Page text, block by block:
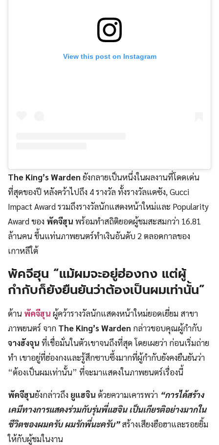
View this post on Instagram
The King’s Warden ยังกลายเป็นหนึ่งในผลงานที่โดดเด่น
ที่สุดของปี หลังคว้าไปถึง 4 รางวัล ทั้งรางวัลแดซัง, Gucci
Impact Award รวมถึงรางวัลนักแสดงหน้าใหม่และ Popularity
Award ของ พัคจีฮุน พร้อมทำสถิติยอดผู้ชมสะสมกว่า 16.81
ล้านคน ขึ้นแท่นภาพยนตร์ทำเงินอันดับ 2 ตลอดกาลของ
เกาหลีใต้
พัคจีฮุน “แม้ผมจะอยู่ฮ่องกง แต่ผู้
กำกับก็ยังยืนยันว่าต้องเป็นผมเท่านั้น”
ด้าน พัคจีฮุน ผู้คว้ารางวัลนักแสดงหน้าใหม่ยอดเยี่ยม สาขา
ภาพยนตร์ จาก The King’s Warden กล่าวขอบคุณผู้กำกับ
จางฮังจุน ที่เชื่อมั่นในตัวเขาจนถึงที่สุด โดยเผยว่า ก่อนเริ่มถ่าย
ทำ เขาอยู่ที่ฮ่องกงและรู้สึกซาบซึ้งมากที่ผู้กำกับยังคงยืนยันว่า
“ต้องเป็นผมเท่านั้น” ที่จะมาแสดงในภาพยนตร์เรื่องนี้
พัคจีฮุนยังกล่าวถึง ยูแฮจิน ด้วยความเคารพว่า “การได้สร้าง
เคมีทางการแสดงร่วมกับรุ่นพี่แฮจิน เป็นเกียรติอย่างมากใน
ชีวิตของผมครับ ผมรักพี่นะครับ”สร้างเสียงฮือฮาและรอยยิ้ม
ให้กับผู้ชมในงาน